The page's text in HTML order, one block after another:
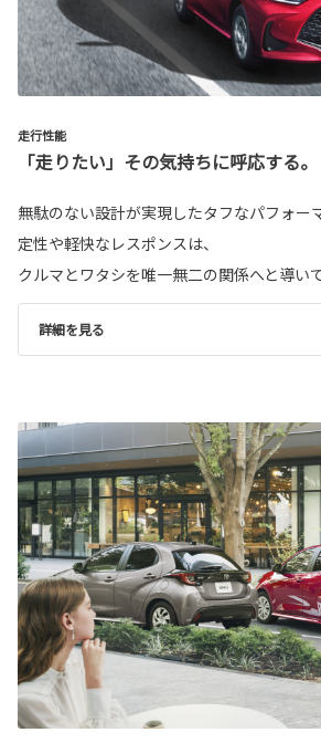
走行性能
「走りたい」その気持ちに呼応する。
無駄のない設計が実現したタフなパフォー
定性や軽快なレスポンスは、
クルマとワタシを唯一無二の関係へと導い
詳細を見る